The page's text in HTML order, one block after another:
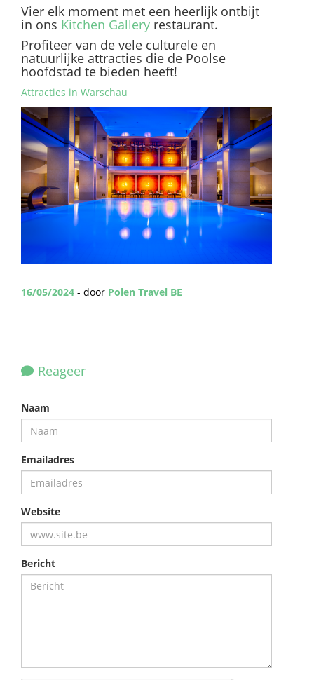
Vier elk moment met een heerlijk ontbijt
in ons Kitchen Gallery restaurant.
Profiteer van de vele culturele en
natuurlijke attracties die de Poolse
hoofdstad te bieden heeft!
Attracties in Warschau
16/05/2024 - door Polen Travel BE
Reageer
Naam
Emailadres
Website
Bericht